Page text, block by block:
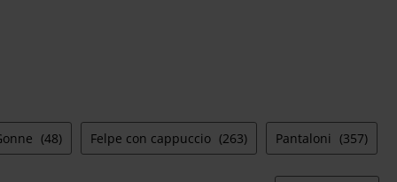
(48) Felpe con cappuccio (263) Pantaloni (357)